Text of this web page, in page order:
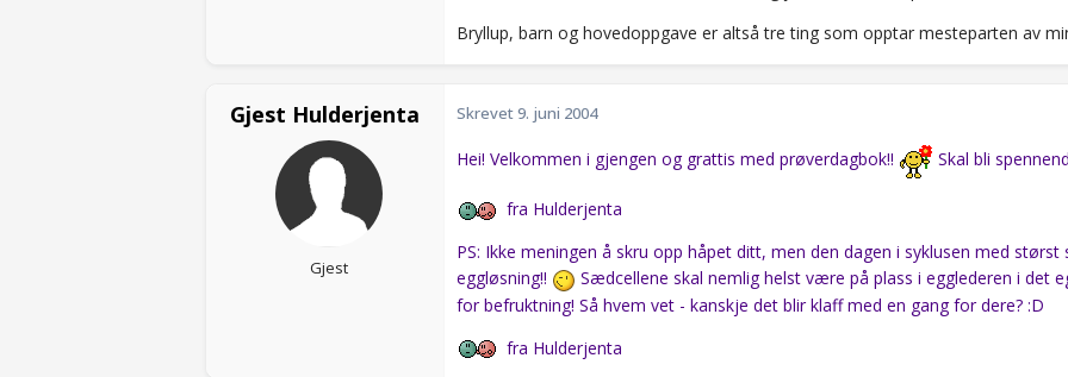
Bryllup, barn og hovedoppgave er altså tre ting som opptar mesteparten av
Gjest Hulderjenta
Gjest
Skrevet9. juni 2004
Hei! Velkommen i gjengen og grattis med prøverdagbok!! Skal bli
fra Hulderjenta
PS: Ikke meningen å skru opp håpet ditt, men den dagen i syklusen med
eggløsning!!
Sædcellene skal nemlig helst være på plass i egglederen i det
for befruktning! Så hvem vet - kanskje det blir klaff med en gang for dere? :D
fra Hulderjenta